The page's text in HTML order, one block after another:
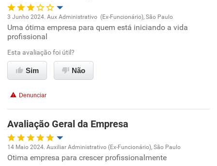
Oportunidade de promoção
Ambiente de trabalho
Conciliação com a vida familiar
Não recomenda esta empresa
Recomenda a diretoria
3 Junho 2024. Aux Administrativo (Ex-Funcionário), São Paulo
Uma ótima empresa para quem está iniciando a vida
profissional
Esta avaliação foi útil?
Sim Não
Denunciar
Avaliação Geral da Empresa
Oportunidade de promoção
14 Maio 2024. Auxiliar Administrativo (Ex-Funcionário), São Paulo
Otima empresa para crescer profissionalmente